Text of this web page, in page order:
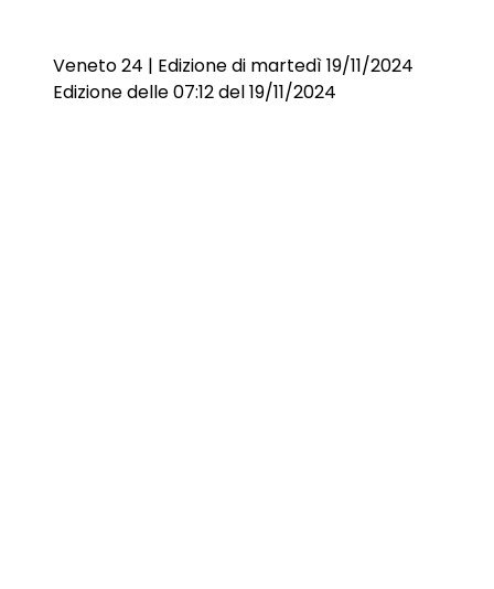
Veneto 24 | Edizione di martedì 19/11/2024
Edizione delle 07:12 del 19/11/2024